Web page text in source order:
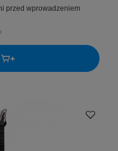
przed wprowadzeniem